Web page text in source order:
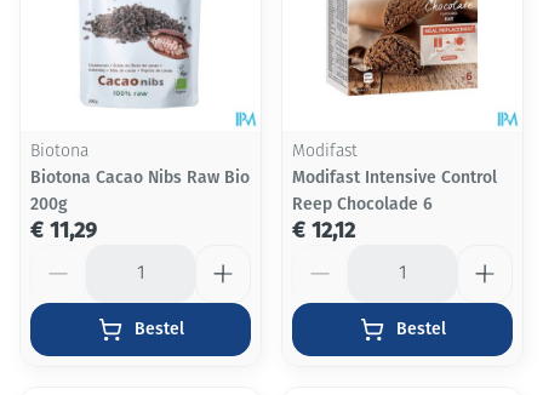
Biotona
Biotona Cacao Nibs Raw Bio
200g
€ 11,29
Bestel
Modifast
Modifast Intensive Control
Reep Chocolade 6
€ 12,12
Bestel